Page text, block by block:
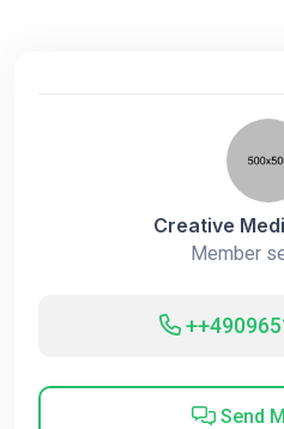
Creative
Member
Send